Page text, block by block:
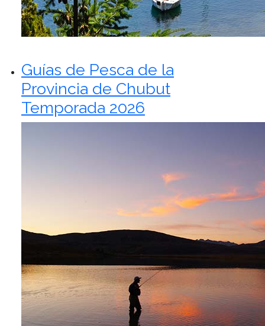
Guías de Pesca de la
Provincia de Chubut
Temporada 2026